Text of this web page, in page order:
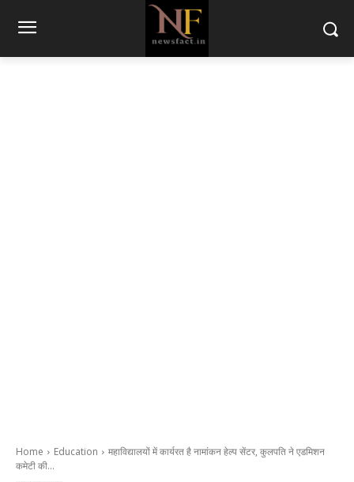
Home Education
महाविद्यालयों में कार्यरत है नामांकन हेल्प सेंटर, कुलपति ने एडमिशन
कमेटी की...